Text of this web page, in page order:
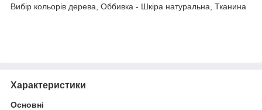
Вибір кольорів дерева, Оббивка - Шкіра натуральна, Тканина
Характеристики
Основні